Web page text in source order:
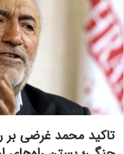
تاکید محمد غرضی بر